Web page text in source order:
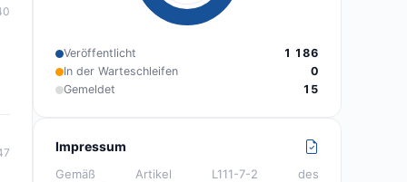
Veröffentlicht
1 186
In der Warteschleifen
0
Gemeldet
15
Impressum
Gemäß Artikel L111-7-2 des